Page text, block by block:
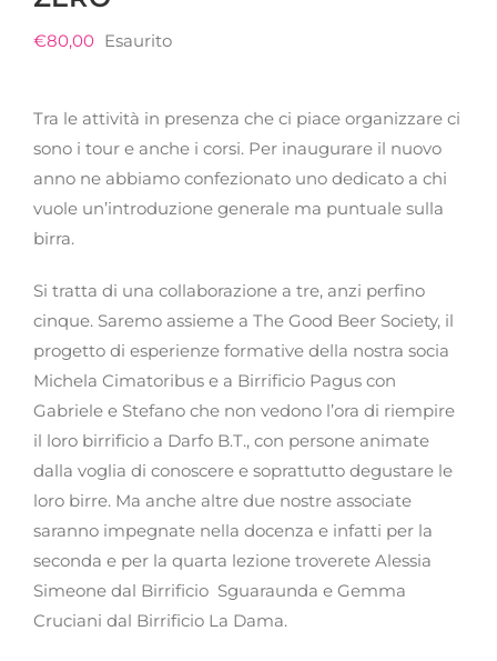
€80,00 Esaurito
Tra le attività in presenza che ci piace organizzare ci
sono i tour e anche i corsi. Per inaugurare il nuovo
anno ne abbiamo confezionato uno dedicato a chi
vuole un’introduzione generale ma puntuale sulla
birra.
Si tratta di una collaborazione a tre, anzi perfino
cinque. Saremo assieme a The Good Beer Society, il
progetto di esperienze formative della nostra socia
Michela Cimatoribus e a Birrificio Pagus con
Gabriele e Stefano che non vedono l’ora di riempire
il loro birrificio a Darfo B.T., con persone animate
dalla voglia di conoscere e soprattutto degustare le
loro birre. Ma anche altre due nostre associate
saranno impegnate nella docenza e infatti per la
seconda e per la quarta lezione troverete Alessia
Simeone dal Birrificio Sguaraunda e Gemma
Cruciani dal Birrificio La Dama.